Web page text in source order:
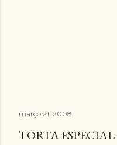
março 21, 2008
TORTA